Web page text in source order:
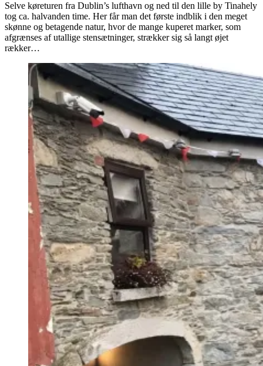
Selve køreturen fra Dublin’s lufthavn og ned til den lille by Tinahely
tog ca. halvanden time. Her får man det første indblik i den meget
skønne og betagende natur, hvor de mange kuperet marker, som
afgrænses af utallige stensætninger, strækker sig så langt øjet
rækker…